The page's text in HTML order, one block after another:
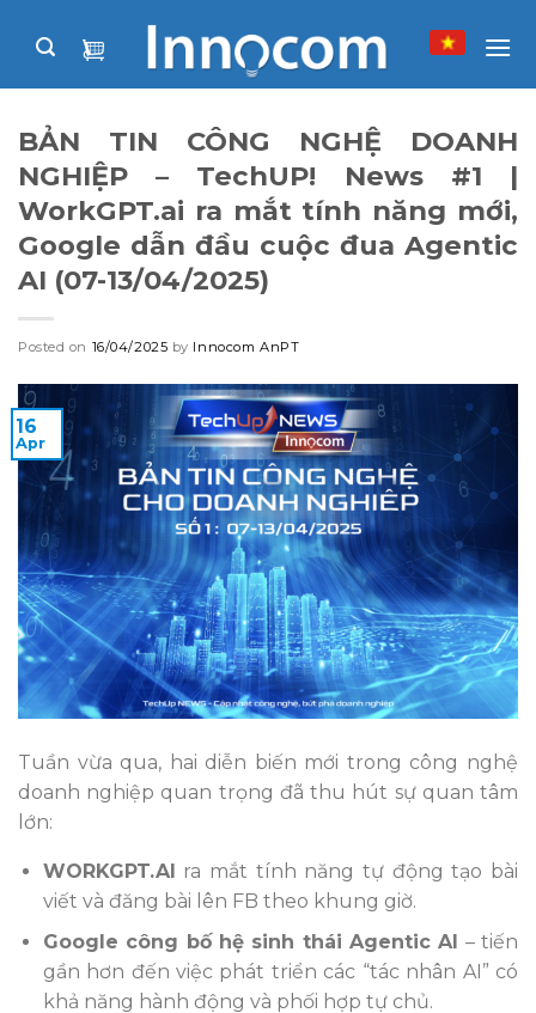
BẢN TIN CÔNG NGHỆ DOANH
NGHIỆP – TechUP! News #1 |
WorkGPT.ai ra mắt tính năng mới,
Google dẫn đầu cuộc đua Agentic
AI (07-13/04/2025)
Posted on 16/04/2025 by Innocom AnPT
16
Apr
Tuần vừa qua, hai diễn biến mới trong công nghệ
doanh nghiệp quan trọng đã thu hút sự quan tâm
lớn:
WORKGPT.AI ra mắt tính năng tự động tạo bài
viết và đăng bài lên FB theo khung giờ.
Google công bố hệ sinh thái Agentic AI – tiến
gần hơn đến việc phát triển các “tác nhân AI” có
khả năng hành động và phối hợp tự chủ.